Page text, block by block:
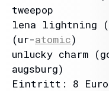
tweepop
lena lightning (
(ur-atomic)
unlucky charm
augsburg)
Eintritt: 8 Euro